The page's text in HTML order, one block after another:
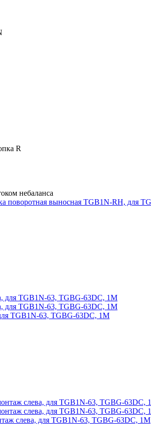
R
небаланса
TGB1N-63, TGBG-63DC, 1M
слева, для TGB1N-63, TGBG-63DC, 1M